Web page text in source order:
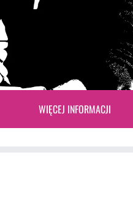
WIĘCEJ INFORMACJI